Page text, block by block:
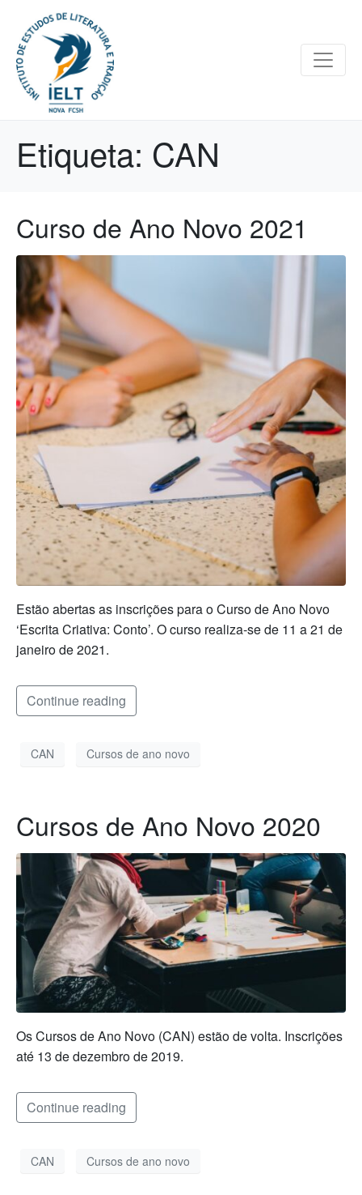
Etiqueta: CAN
Curso de Ano Novo 2021
Estão abertas as inscrições para o Curso de Ano Novo
‘Escrita Criativa: Conto’. O curso realiza-se de 11 a 21 de
janeiro de 2021.
Continue reading
CAN Cursos de ano novo
Cursos de Ano Novo 2020
Os Cursos de Ano Novo (CAN) estão de volta. Inscrições
até 13 de dezembro de 2019.
Continue reading
CAN Cursos de ano novo